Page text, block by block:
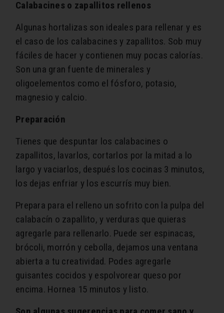
Calabacines o zapallitos rellenos
Algunas hortalizas son ideales para rellenar y es
el caso de los calabacines y zapallitos. Sob muy
fáciles de hacer y contienen muy pocas calorías.
Son una gran fuente de minerales y
oligoelementos como el fósforo, potasio,
magnesio y calcio.
Preparación
Tienes que despuntar los calabacines o
zapallitos, lavarlos, cortarlos por la mitad a lo
largo y vaciarlos, después los cocinas 3 minutos,
los dejas enfriar y los escurrís muy bien.
Prepara para el relleno un sofrito con la pulpa del
calabacín o zapallito, y verduras que quieras
agregarle para rellenarlo. Puede ser espinacas,
brócoli, morrón y cebolla, dejamos una ventana
abierta a tu creatividad. Podes agregarle
guisantes cocidos y espolvorear queso por
encima. Hornea 15 minutos y listo.